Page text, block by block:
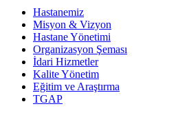
Hastanemiz
Misyon & Vizyon
Hastane Yönetimi
Organizasyon Şeması
İdari Hizmetler
Kalite Yönetim
Eğitim ve Araştırma
TGAP